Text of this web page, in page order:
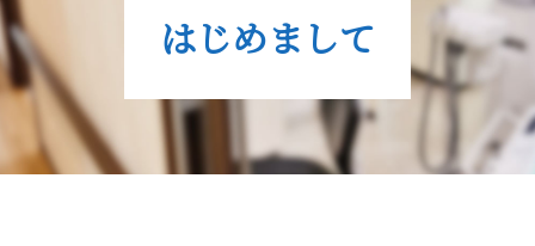
はじめまして